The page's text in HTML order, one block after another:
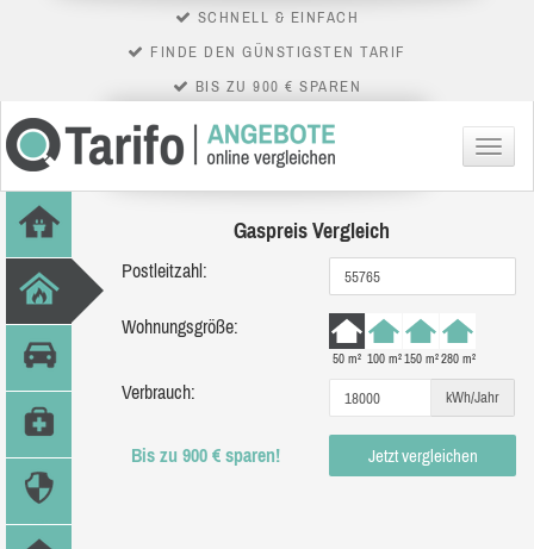
SCHNELL & EINFACH
FINDE DEN GÜNSTIGSTEN TARIF
BIS ZU 900 € SPAREN
Menü
Gaspreis Vergleich
Postleitzahl:
Wohnungsgröße:
50 m² 100 m²150 m²280 m²
Verbrauch: kWh/Jahr
Bis zu 900 € sparen! Jetzt vergleichen